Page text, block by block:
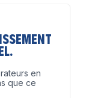
en
que ce